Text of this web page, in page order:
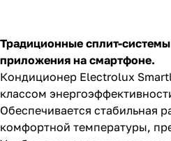
Традиционные сплит-системы
приложения на смартфоне.
Кондиционер Electrolux
классом
Обеспечивается стабильная
комфортной температуры,